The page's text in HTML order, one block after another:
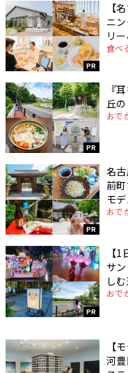
PR
【
ニ
リ
食べ
PR
『
丘
おで
PR
名
前
モ
おで
PR
【
サ
し
おで
【
河